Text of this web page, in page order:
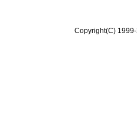
Copyright(C)